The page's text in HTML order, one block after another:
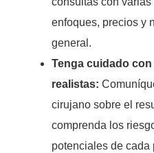
enfoques, precios y
general.
Tenga cuidado
realistas:
cirujano sobre el
comprenda los
potenciales de cada